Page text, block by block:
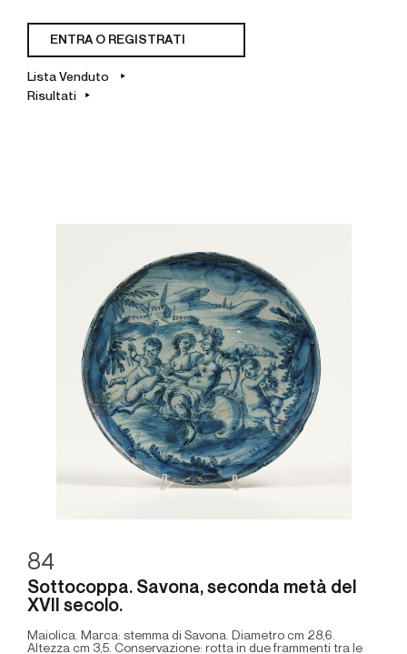
ENTRA O REGISTRATI
Lista Venduto
Risultati
84
Sottocoppa. Savona, seconda metà del
XVII secolo.
Maiolica. Marca: stemma di Savona. Diametro cm 28,6.
Altezza cm 3,5. Conservazione: rotta in due frammenti tra le